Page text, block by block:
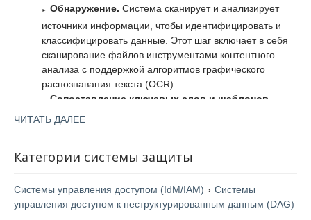
Обнаружение. Система сканирует и анализирует
источники информации, чтобы идентифицировать и
классифицировать данные. Этот шаг включает в себя
сканирование файлов инструментами контентного
анализа с поддержкой алгоритмов графического
распознавания текста (OCR).
Сопоставление ключевых слов и шаблонов.
Система Solar DAG использует усовершенствованные
указывать на наличие конфиденциальных данных.
идентификаторов социального страхования, копий
паспортов.
ЧИТАТЬ ДАЛЕЕ
Категории системы защиты
Системы управления доступом (IdM/IAM) › Системы
управления доступом к неструктурированным данным (DAG)